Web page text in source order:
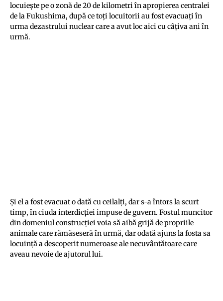
locuieşte pe o zonă de 20 de kilometri în apropierea centralei
de la Fukushima, după ce toţi locuitorii au fost evacuaţi în
urma dezastrului nuclear care a avut loc aici cu câţiva ani în
urmă.
Şi el a fost evacuat o dată cu ceilalţi, dar s-a întors la scurt
timp, în ciuda interdicţiei impuse de guvern. Fostul muncitor
din domeniul construcţiei voia să aibă grijă de propriile
animale care rămăseseră în urmă, dar odată ajuns la fosta sa
locuinţă a descoperit numeroase ale necuvântătoare care
aveau nevoie de ajutorul lui.